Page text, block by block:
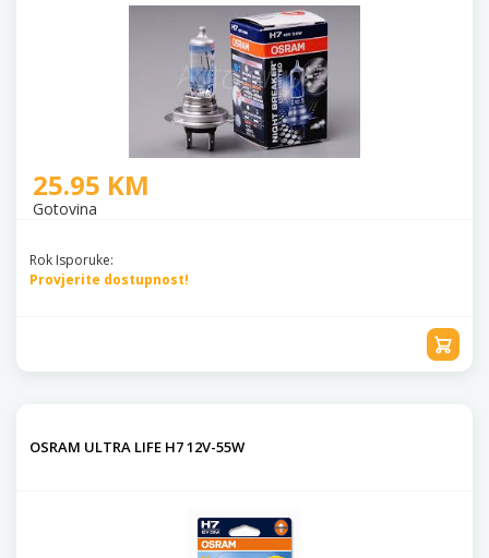
25.95 KM
Gotovina
Rok Isporuke:
Provjerite dostupnost!
OSRAM ULTRA LIFE H7 12V-55W